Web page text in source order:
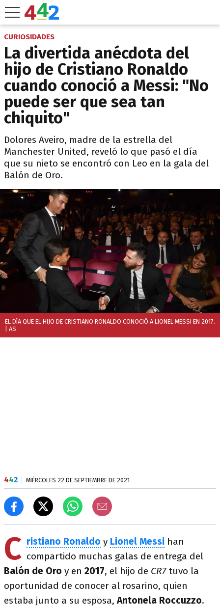
CURIOSIDADES
La divertida anécdota del
hijo de Cristiano Ronaldo
cuando conoció a Messi: "No
puede ser que sea tan
chiquito"
Dolores Aveiro, madre de la estrella del
Manchester United, reveló lo que pasó el día
que su nieto se encontró con Leo en la gala del
Balón de Oro.
EL DÍA QUE EL HIJO DE CRISTIANO RONALDO CONOCIÓ A LIONEL MESSI EN 2017.
| AS
442 MIÉRCOLES 22 DE SEPTIEMBRE DE 2021
C ristiano Ronaldo y Lionel Messi han
compartido muchas galas de entrega del
Balón de Oro y en 2017, el hijo de CR7 tuvo la
oportunidad de conocer al rosarino, quien
estaba junto a su esposa,Antonela Roccuzzo.